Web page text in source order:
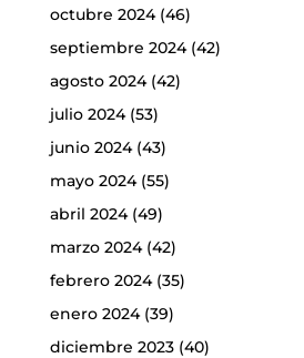
octubre 2024(46)
septiembre 2024(42)
agosto 2024(42)
julio 2024(53)
junio 2024(43)
mayo 2024(55)
abril 2024(49)
marzo 2024(42)
febrero 2024(35)
enero 2024(39)
diciembre 2023(40)